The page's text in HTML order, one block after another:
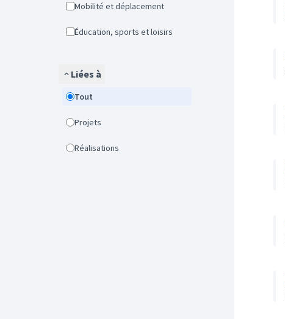
Mobilité et déplacement
Éducation, sports et loisirs
Liées à
Tout
Projets
Réalisations